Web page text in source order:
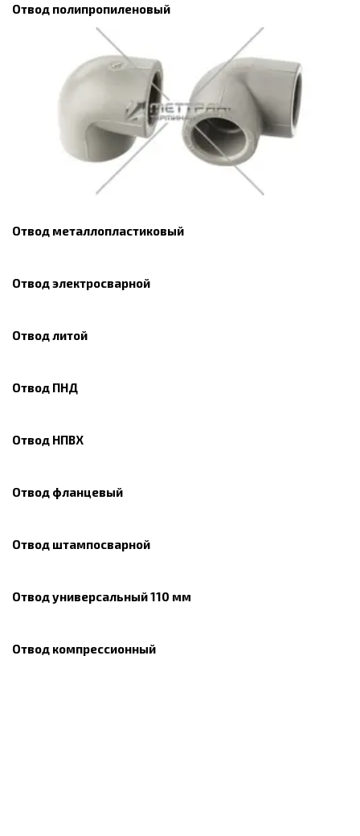
Отвод полипропиленовый
Отвод металлопластиковый
Отвод электросварной
Отвод литой
Отвод ПНД
Отвод НПВХ
Отвод фланцевый
Отвод штампосварной
Отвод универсальный 110 мм
Отвод компрессионный